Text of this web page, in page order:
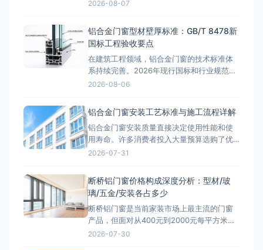
艺要求有着独立的技术体系，工程选型时必
须准确掌握相关国标规范，避免因参数不达
标导致门窗变形、渗水等质量问题。 GB/T
8814-2017型
2026-08-07
铝合金门窗型材壁厚标准：GB/T 8478新
国标工程验收要点
在建筑工程领域，铝合金门窗的技术标准体
系持续完善。2026年现行国标和行业规范对
铝合金门窗的性能指标提出了更高要求。本
型材壁厚国标解读GB/T 8478-2020《铝合
金门窗》标准明确规定：外门受力构件型材
壁厚不低于2.0mm，外窗受力构件型材壁厚
不低于1.8m
2026-08-06
铝合金门窗安装工艺标准与施工流程详解
铝合金门窗安装质量直接决定使用性能和使
用寿命。许多消费者投入大量预算选购了优
质断桥铝门窗，却因安装工艺不规范，导致
实上，铝合金门窗安装是一个涉及洞口复
核、副框安装、门窗定位固定、缝隙填充、
密封打胶、五金调试和清洁验收等多个工序
的系统工程。本文将依据国家标准和行业
2026-07-31
断桥铝门窗价格构成深度分析：型材/玻
璃/五金/安装各占多少
断桥铝门窗是当前家装市场上最主流的门窗
产品，但面对从400元到2000元每平方米的
巨大价格差异，很多消费者感到困惑：断桥
2026-07-30